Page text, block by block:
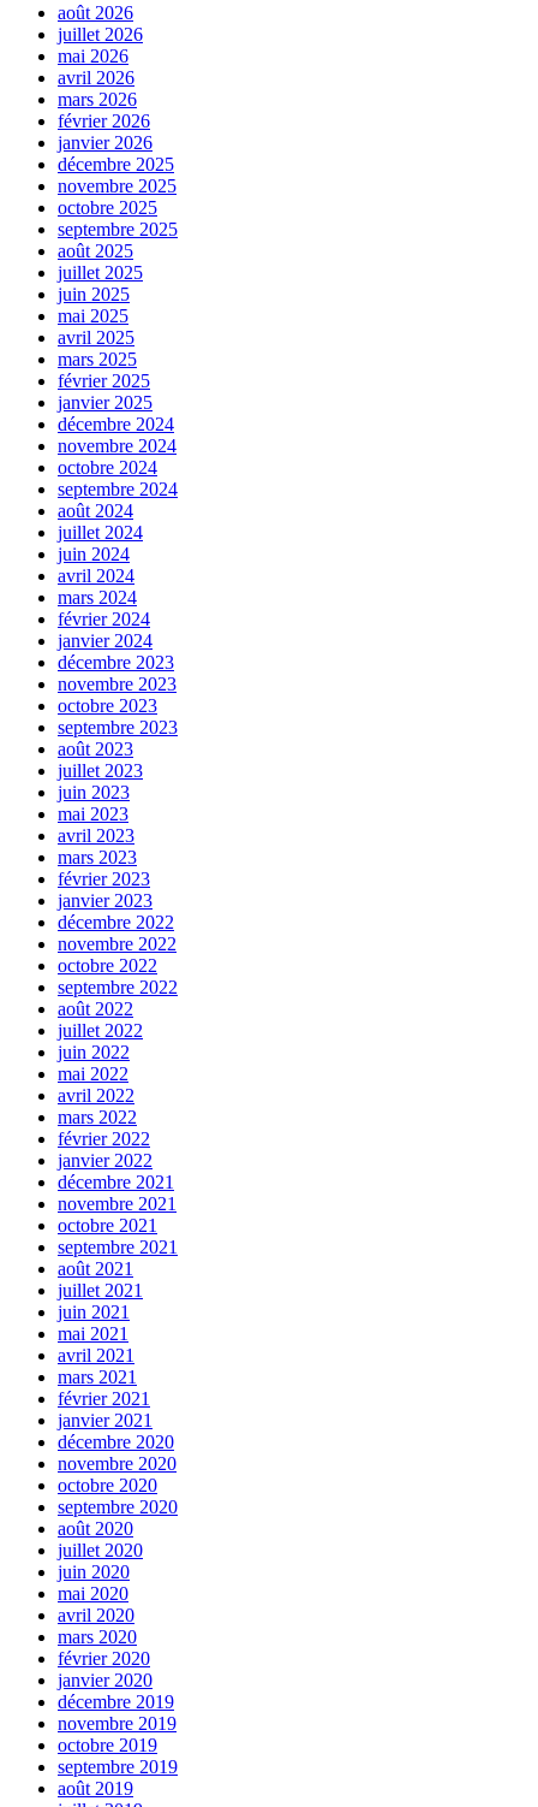
août 2026
juillet 2026
mai 2026
avril 2026
mars 2026
février 2026
janvier 2026
décembre 2025
novembre 2025
octobre 2025
septembre 2025
août 2025
juillet 2025
juin 2025
mai 2025
avril 2025
mars 2025
février 2025
janvier 2025
décembre 2024
novembre 2024
octobre 2024
septembre 2024
août 2024
juillet 2024
juin 2024
avril 2024
mars 2024
février 2024
janvier 2024
décembre 2023
novembre 2023
octobre 2023
septembre 2023
août 2023
juillet 2023
juin 2023
mai 2023
avril 2023
mars 2023
février 2023
janvier 2023
décembre 2022
novembre 2022
octobre 2022
septembre 2022
août 2022
juillet 2022
juin 2022
mai 2022
avril 2022
mars 2022
février 2022
janvier 2022
décembre 2021
novembre 2021
octobre 2021
septembre 2021
août 2021
juillet 2021
juin 2021
mai 2021
avril 2021
mars 2021
février 2021
janvier 2021
décembre 2020
novembre 2020
octobre 2020
septembre 2020
août 2020
juillet 2020
juin 2020
mai 2020
avril 2020
mars 2020
février 2020
janvier 2020
décembre 2019
novembre 2019
octobre 2019
septembre 2019
août 2019